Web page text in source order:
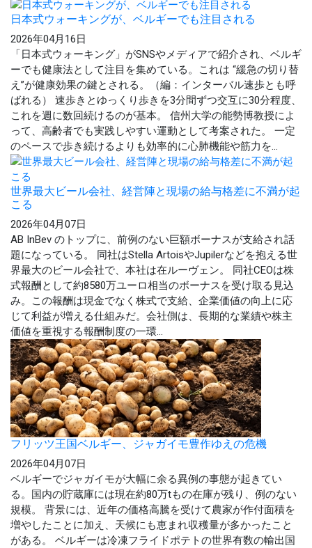
日本式ウォーキングが、ベルギーでも注目される
2026年04月16日
「日本式ウォーキング」がSNSやメディアで紹介され、ベルギ
ーでも健康法として注目を集めている。これは “緩急の切り替
え”が健康効果の鍵とされる。（編：インターバル速歩とも呼
ばれる） 速歩きとゆっくり歩きを3分間ずつ交互に30分程度、
これを週に数回続けるのが基本。 信州大学の能勢博教授によ
って、高齢者でも実践しやすい運動として考案された。 一定
のペースで歩き続けるよりも効率的に心肺機能や筋力を...
世界最大ビール会社、経営陣と現場の給与格差に不満が起
こる
2026年04月07日
AB InBev のトップに、前例のない巨額ボーナスが支給され話
題になっている。 同社はStella ArtoisやJupilerなどを抱える世
界最大のビール会社で、本社は在ルーヴェン。 同社CEOは株
式報酬として約8580万ユーロ相当のボーナスを受け取る見込
み。この報酬は現金でなく株式で支給、企業価値の向上に応
じて利益が増える仕組みだ。会社側は、長期的な業績や株主
価値を重視する報酬制度の一環...
フリッツ王国ベルギー、ジャガイモ豊作ゆえの危機
2026年04月07日
ベルギーでジャガイモが大幅に余る異例の事態が起きてい
る。国内の貯蔵庫には現在約80万tもの在庫が残り、例のない
規模。 背景には、近年の価格高騰を受けて農家が作付面積を
増やしたことに加え、天候にも恵まれ収穫量が多かったこと
がある。 ベルギーは冷凍フライドポテトの世界有数の輸出国